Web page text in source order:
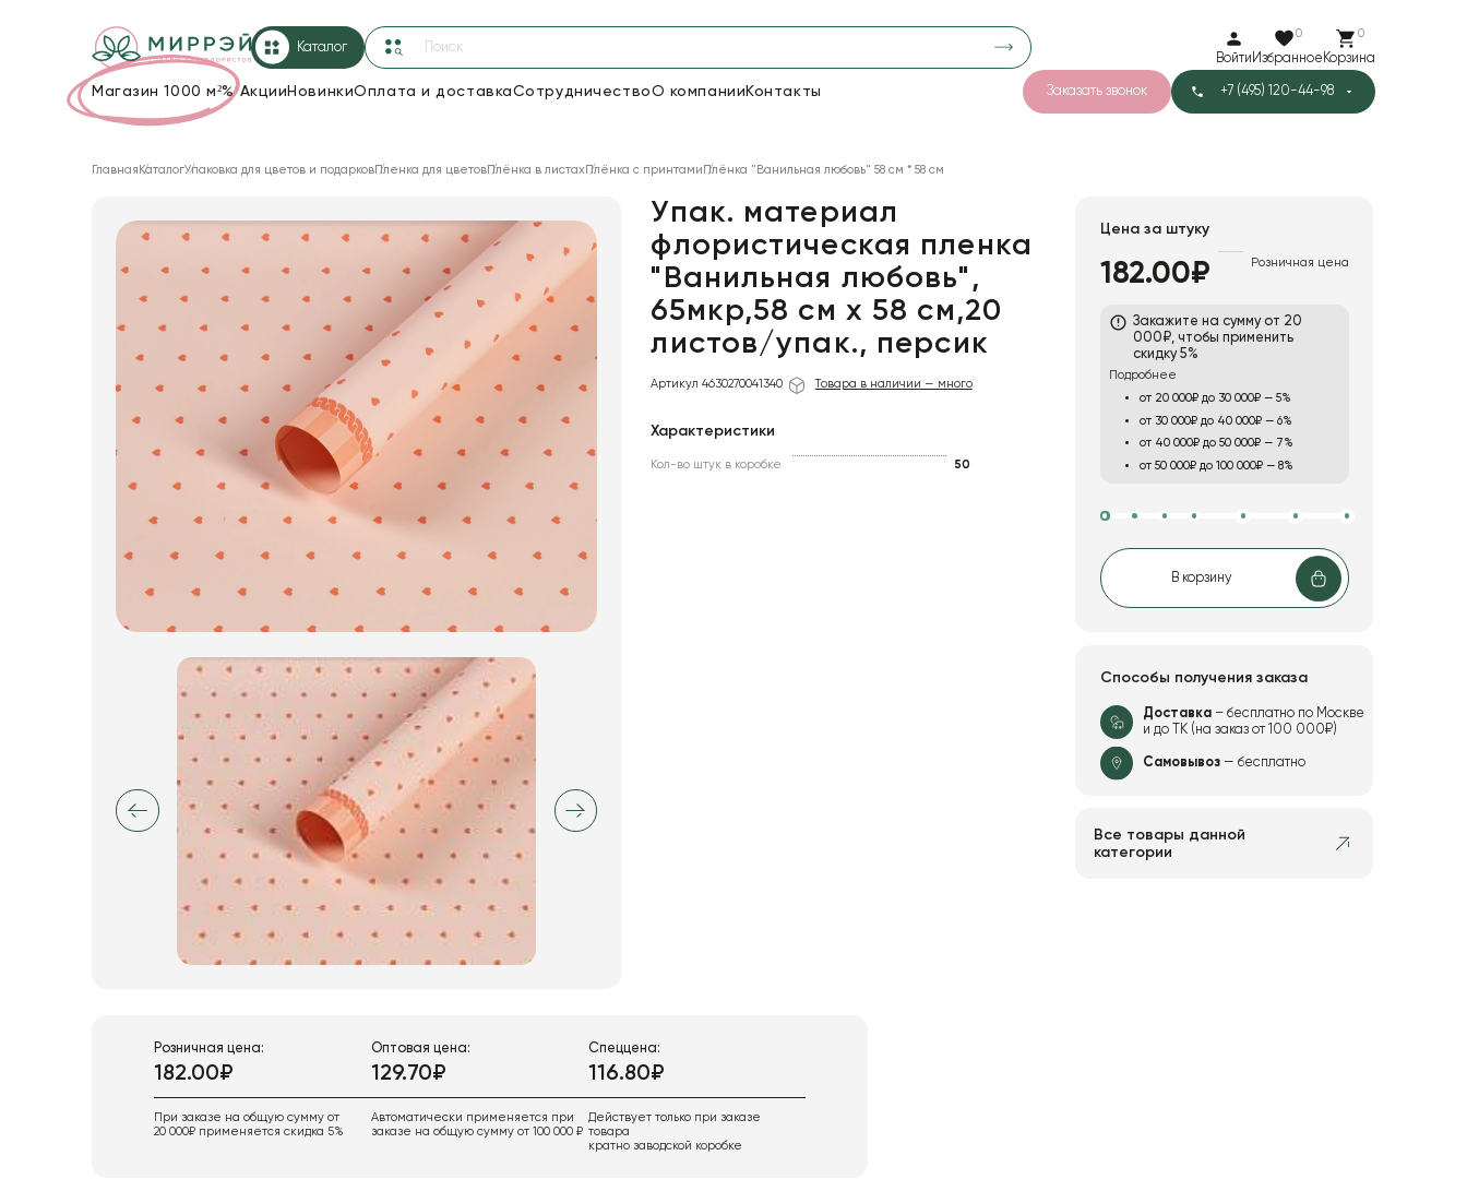
Каталог
Войти
0
Избранное
0
Корзина
Магазин 1000 м²%Акции НовинкиОплата и доставкаСотрудничествоО компании Контакты Заказать звонок +7 (495) 120-44-98
прозрачная
18
Сетка6
Корзины и плетеные изделия
Коробки для цветов
Лента
Пакеты для цветов и подарков
Искусственные цветы и растения
Фоамиран
Свечи
Главная КаталогУпаковка для цветов и подарковПленка для цветовПлёнка в листахПлёнка с принтами Плёнка "Ванильная любовь" 58 см * 58 см
Упак. материал
флористическая пленка
"Ванильная любовь",
65мкр,58 см х 58 см,20
листов/упак., персик
Артикул 4630270041340 Товара в наличии — много
Характеристики
Кол-во штук в коробке 50
Розничная цена:
182.00₽
При заказе на общую сумму от
20 000₽ применяется скидка 5%
Оптовая цена:
129.70₽
Автоматически применяется при
заказе на общую сумму от 100 000 ₽
Спеццена:
116.80₽
Действует только при заказе
товара
кратно заводской коробке
Цена за штуку
182.00₽ Розничная цена
Закажите на сумму от 20
000₽, чтобы применить
скидку 5%
Подробнее
от 20 000₽ до 30 000₽ — 5%
от 30 000₽ до 40 000₽ — 6%
от 40 000₽ до 50 000₽ — 7%
от 50 000₽ до 100 000₽ — 8%
В корзину
Способы получения заказа
Доставка– бесплатно по Москве
и до ТК (на заказ от 100 000₽)
Самовывоз— бесплатно
Все товары данной
категории